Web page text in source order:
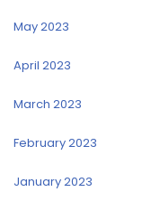
May 2023
April 2023
March 2023
February 2023
January 2023